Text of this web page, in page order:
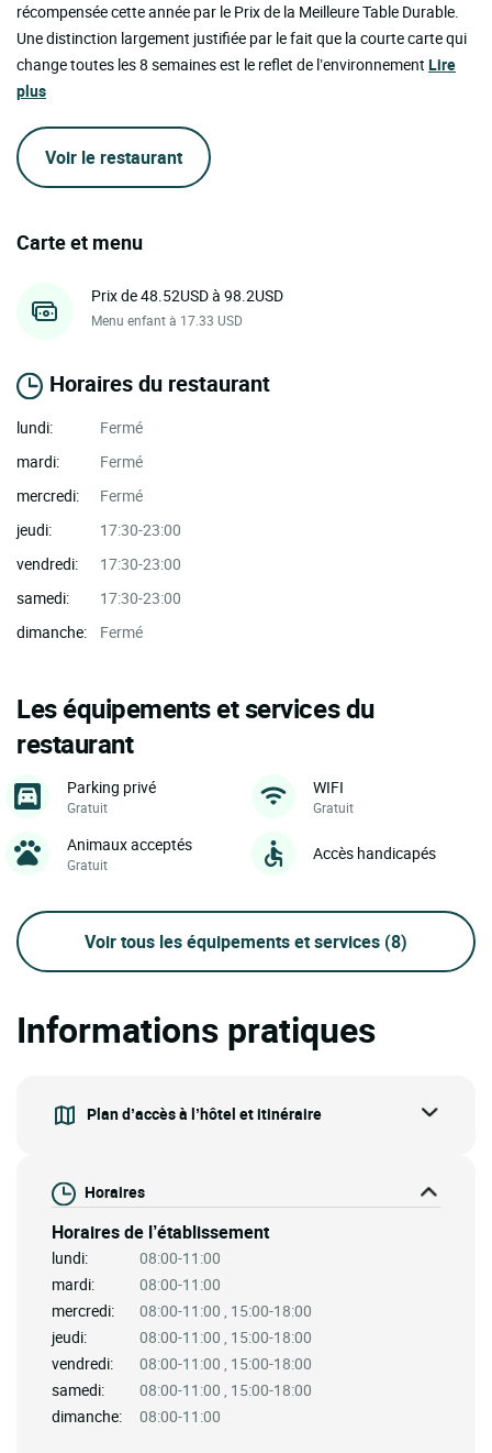
récompensée cette année par le Prix de la Meilleure Table Durable.
Une distinction largement justifiée par le fait que la courte carte qui
change toutes les 8 semaines est le reflet de l’environnement Lire
plus
Voir le restaurant
Carte et menu
Prix de 48.52USD à 98.2USD
Menu enfant à 17.33 USD
Horaires du restaurant
lundi:
Fermé
mardi:
Fermé
mercredi:
Fermé
jeudi:
17:30-23:00
vendredi:
17:30-23:00
samedi:
17:30-23:00
dimanche:
Fermé
Les équipements et services du
restaurant
Parking privé
Gratuit
WIFI
Gratuit
Animaux acceptés
Gratuit
Accès handicapés
Voir tous les équipements et services (8)
Informations pratiques
Plan d’accès à l’hôtel et itinéraire
Horaires
Horaires de l’établissement
lundi:
08:00-11:00
mardi:
08:00-11:00
mercredi:
08:00-11:00 , 15:00-18:00
jeudi:
08:00-11:00 , 15:00-18:00
vendredi:
08:00-11:00 , 15:00-18:00
samedi:
08:00-11:00 , 15:00-18:00
dimanche:
08:00-11:00